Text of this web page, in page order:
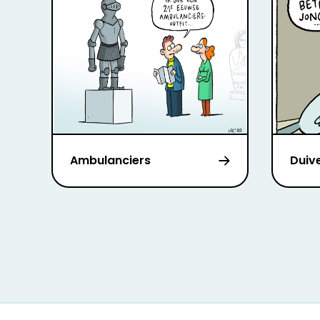
Ambulanciers